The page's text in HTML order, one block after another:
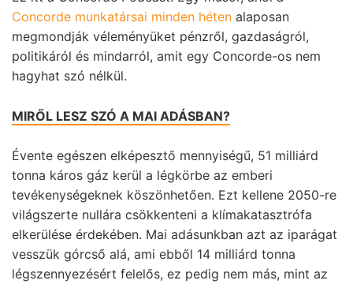
Concorde munkatársai minden héten alaposan
megmondják véleményüket pénzről, gazdaságról,
politikáról és mindarról, amit egy Concorde-os nem
hagyhat szó nélkül.
MIRŐL LESZ SZÓ A MAI ADÁSBAN?
Évente egészen elképesztő mennyiségű, 51 milliárd
tonna káros gáz kerül a légkörbe az emberi
tevékenységeknek köszönhetően. Ezt kellene 2050-re
világszerte nullára csökkenteni a klímakatasztrófa
elkerülése érdekében. Mai adásunkban azt az iparágat
vesszük górcső alá, ami ebből 14 milliárd tonna
légszennyezésért felelős, ez pedig nem más, mint az